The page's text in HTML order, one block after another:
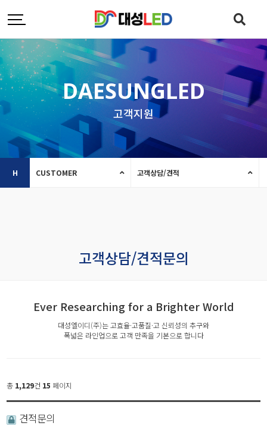
DAESUNGLED
고객지원
H CUSTOMER 고객상담/견적
고객상담/견적문의
Ever Researching for a Brighter World
대성엘이디(주)는 고효율·고품질·고 신뢰성의 추구와
폭넓은 라인업으로 고객 만족을 기본으로 합니다
총 1,129건 15 페이지
견적문의